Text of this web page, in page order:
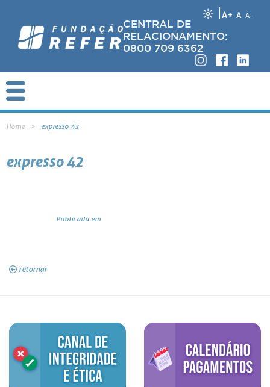
A+ A A-
CENTRAL DE
RELACIONAMENTO:
0800 709 6362
Home expresso 42
expresso 42
Publicada em
retornar